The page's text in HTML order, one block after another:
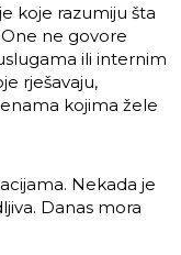
koje razumiju šta
ne govore
ili internim
rješavaju,
kojima žele
Nekada je
Danas mora